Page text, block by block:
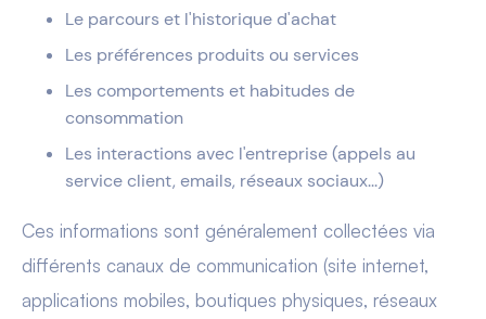
Le parcours et l'historique d'achat
Les préférences produits ou services
Les comportements et habitudes de
consommation
Les interactions avec l'entreprise (appels au
service client, emails, réseaux sociaux...)
Ces informations sont généralement collectées via
différents canaux de communication (site internet,
applications mobiles, boutiques physiques, réseaux